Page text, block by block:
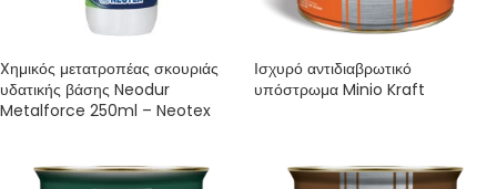
Xημικός μετατροπέας σκουριάς
υδατικής βάσης Neodur
Metalforce 250ml – Neotex
Ισχυρό αντιδιαβρωτικό
υπόστρωμα Minio Kraft